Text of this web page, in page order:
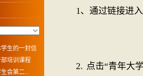
生的一封信
培训课程
会第二...
1、通过链接进
2、 点击“青年大